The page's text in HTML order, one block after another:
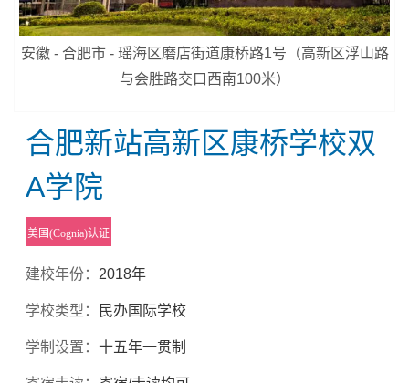
安徽 - 合肥市 - 瑶海区磨店街道康桥路1号（高新区浮山路
与会胜路交口西南100米）
合肥新站高新区康桥学校双
A学院
美国(Cognia)认证
建校年份： 2018年
学校类型： 民办国际学校
学制设置：十五年一贯制